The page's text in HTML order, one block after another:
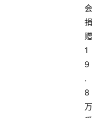
会
捐
赠
1
9
.
8
万